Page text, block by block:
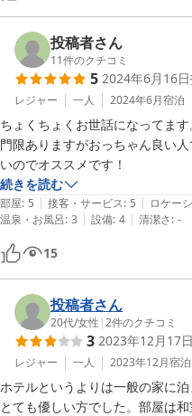
投稿者さん
11件のクチコミ
5 2024年6月16日
レジャー 一人 2024年6月宿泊
ちょくちょくお世話になってます
門限ありますがおっちゃん良い
いのでオススメです！
続きを読む
部屋: 5 | 接客・サービス: 5 | ロケー
温泉・お風呂: 3 | 設備: 4 | 清潔さ: -
15
投稿者さん
20代/女性 |2件のクチコミ
3 2023年12月17日
レジャー 一人 2023年12月宿泊
ホテルというよりは一般の家に
とても優しい方でした。部屋は